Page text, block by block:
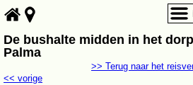
De bushalte midden in het
Palma
<< vorige
>> Terug naar het